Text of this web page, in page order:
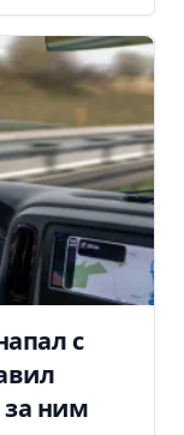
с
за ним